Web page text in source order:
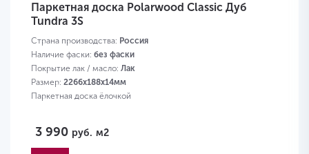
Паркетная доска Polarwood Classic Дуб
Tundra 3S
Страна производства: Россия
Наличие фаски: без фаски
Покрытие лак / масло: Лак
Размер: 2266х188х14мм
Паркетная доска ёлочкой
3 990 руб. м2